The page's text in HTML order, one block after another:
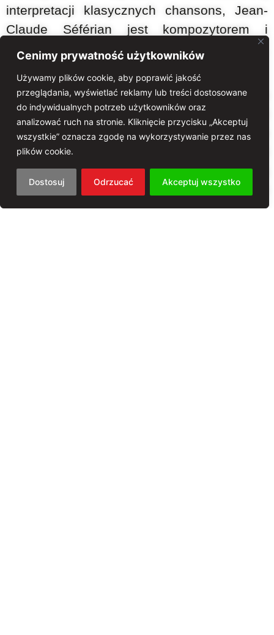
Cenimy prywatność użytkowników
Używamy plików cookie, aby poprawić jakość
przeglądania, wyświetlać reklamy lub treści dostosowane
do indywidualnych potrzeb użytkowników oraz
analizować ruch na stronie. Kliknięcie przycisku „Akceptuj
wszystkie” oznacza zgodę na wykorzystywanie przez nas
plików cookie.
Dostosuj Odrzucać Akceptuj wszystko
interpretacji klasycznych chansons, Jean-
Claude Séférian jest kompozytorem i
interpretatorem własnych chansons,
Jean-Claude Séférian jest jednym z niewielu
autentycznych bohaterów chanson i jest
poszukiwany w całych Niemczech we
francuskich instytutach kultury i
stowarzyszeniach niemiecko-francuskich, a
regularna obecność w radiu i telewizji
dokumentuje jego artystyczne znaczenie.